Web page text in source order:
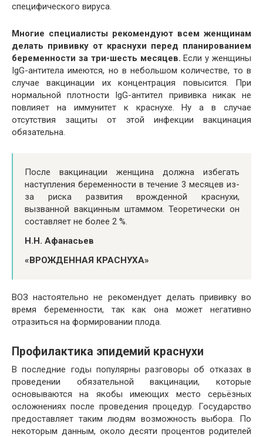
специфического вируса.
Многие специалисты рекомендуют всем женщинам
делать прививку от краснухи перед планированием
беременности за три-шесть месяцев. Если у женщины
IgG-антитела имеются, но в небольшом количестве, то в
случае вакцинации их концентрация повысится. При
нормальной плотности IgG-антител прививка никак не
повлияет на иммунитет к краснухе. Ну а в случае
отсутствия защиты от этой инфекции вакцинация
обязательна.
После вакцинации женщина должна избегать
наступления беременности в течение 3 месяцев из-
за риска развития врожденной краснухи,
вызванной вакцинным штаммом. Теоретически он
составляет не более 2 %.
Н.Н. Афанасьев
«ВРОЖДЕННАЯ КРАСНУХА»
ВОЗ настоятельно не рекомендует делать прививку во
время беременности, так как она может негативно
отразиться на формировании плода.
Профилактика эпидемий краснухи
В последние годы популярны разговоры об отказах в
проведении обязательной вакцинации, которые
основываются на якобы имеющих место серьёзных
осложнениях после проведения процедур. Государство
предоставляет таким людям возможность выбора. По
некоторым данным, около десяти процентов родителей